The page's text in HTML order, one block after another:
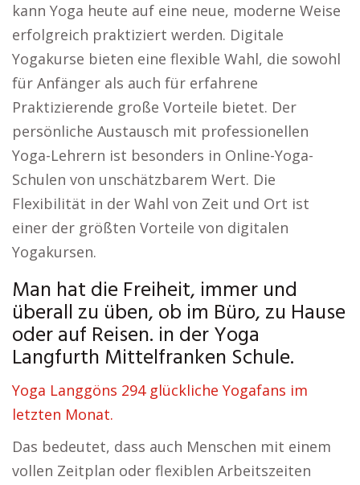
kann Yoga heute auf eine neue, moderne Weise
erfolgreich praktiziert werden. Digitale
Yogakurse bieten eine flexible Wahl, die sowohl
für Anfänger als auch für erfahrene
Praktizierende große Vorteile bietet. Der
persönliche Austausch mit professionellen
Yoga-Lehrern ist besonders in Online-Yoga-
Schulen von unschätzbarem Wert. Die
Flexibilität in der Wahl von Zeit und Ort ist
einer der größten Vorteile von digitalen
Yogakursen.
Man hat die Freiheit, immer und
überall zu üben, ob im Büro, zu Hause
oder auf Reisen. in der Yoga
Langfurth Mittelfranken Schule.
Yoga Langgöns 294 glückliche Yogafans im
letzten Monat.
Das bedeutet, dass auch Menschen mit einem
vollen Zeitplan oder flexiblen Arbeitszeiten